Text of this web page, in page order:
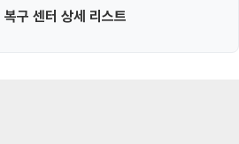
구 센터 상세 리스트